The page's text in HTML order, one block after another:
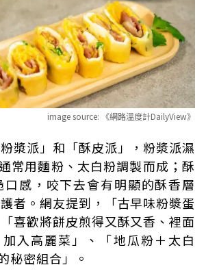
image source: 《網路溫度計DailyView》
漿派」和「酥皮派」，粉漿派濕
常用麵粉、太白粉調製而成；酥
口感，咬下去會有明顯的酥香層
者。網友提到，「古早味粉漿蛋
喜歡將餅皮煎得又酥又香、裡面
入高麗菜」、「地瓜粉＋太白
秘密組合」。